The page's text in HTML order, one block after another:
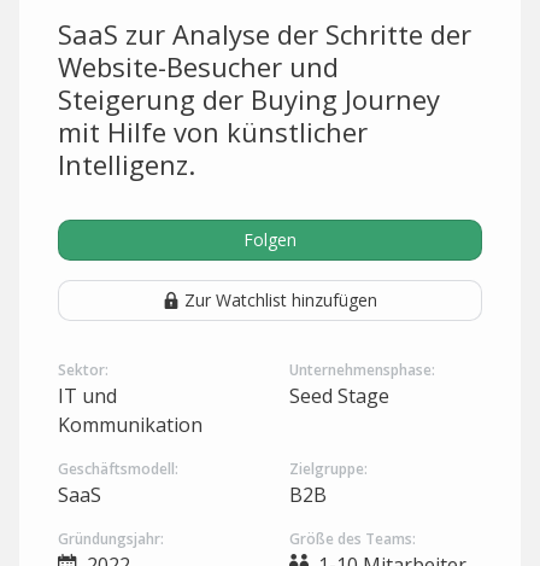
SaaS zur Analyse der Schritte der
Website-Besucher und
Steigerung der Buying Journey
mit Hilfe von künstlicher
Intelligenz.
Folgen
Zur Watchlist hinzufügen
Sektor:
IT und
Kommunikation
Unternehmensphase:
Seed Stage
Geschäftsmodell:
SaaS
Zielgruppe:
B2B
Gründungsjahr: Größe des Teams: